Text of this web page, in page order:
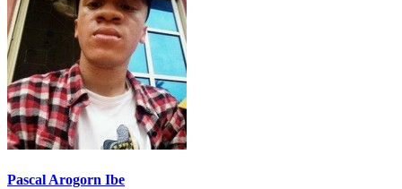
Pascal Arogorn Ibe